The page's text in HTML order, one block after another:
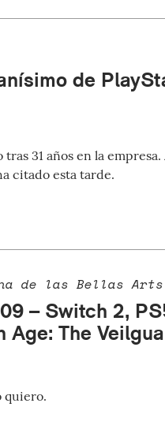
de
31 años en la
citado esta tarde.
de las Bellas Arts
– Switch 2,
Age: The
quiero.